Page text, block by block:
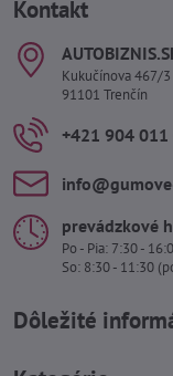
Kontakt
Kukučínova 467/3
91101 Trenčín
+421 904 011
prevádzkové
Po - Pia: 7:30 -
So: 8:30 - 11:30
Dôležité